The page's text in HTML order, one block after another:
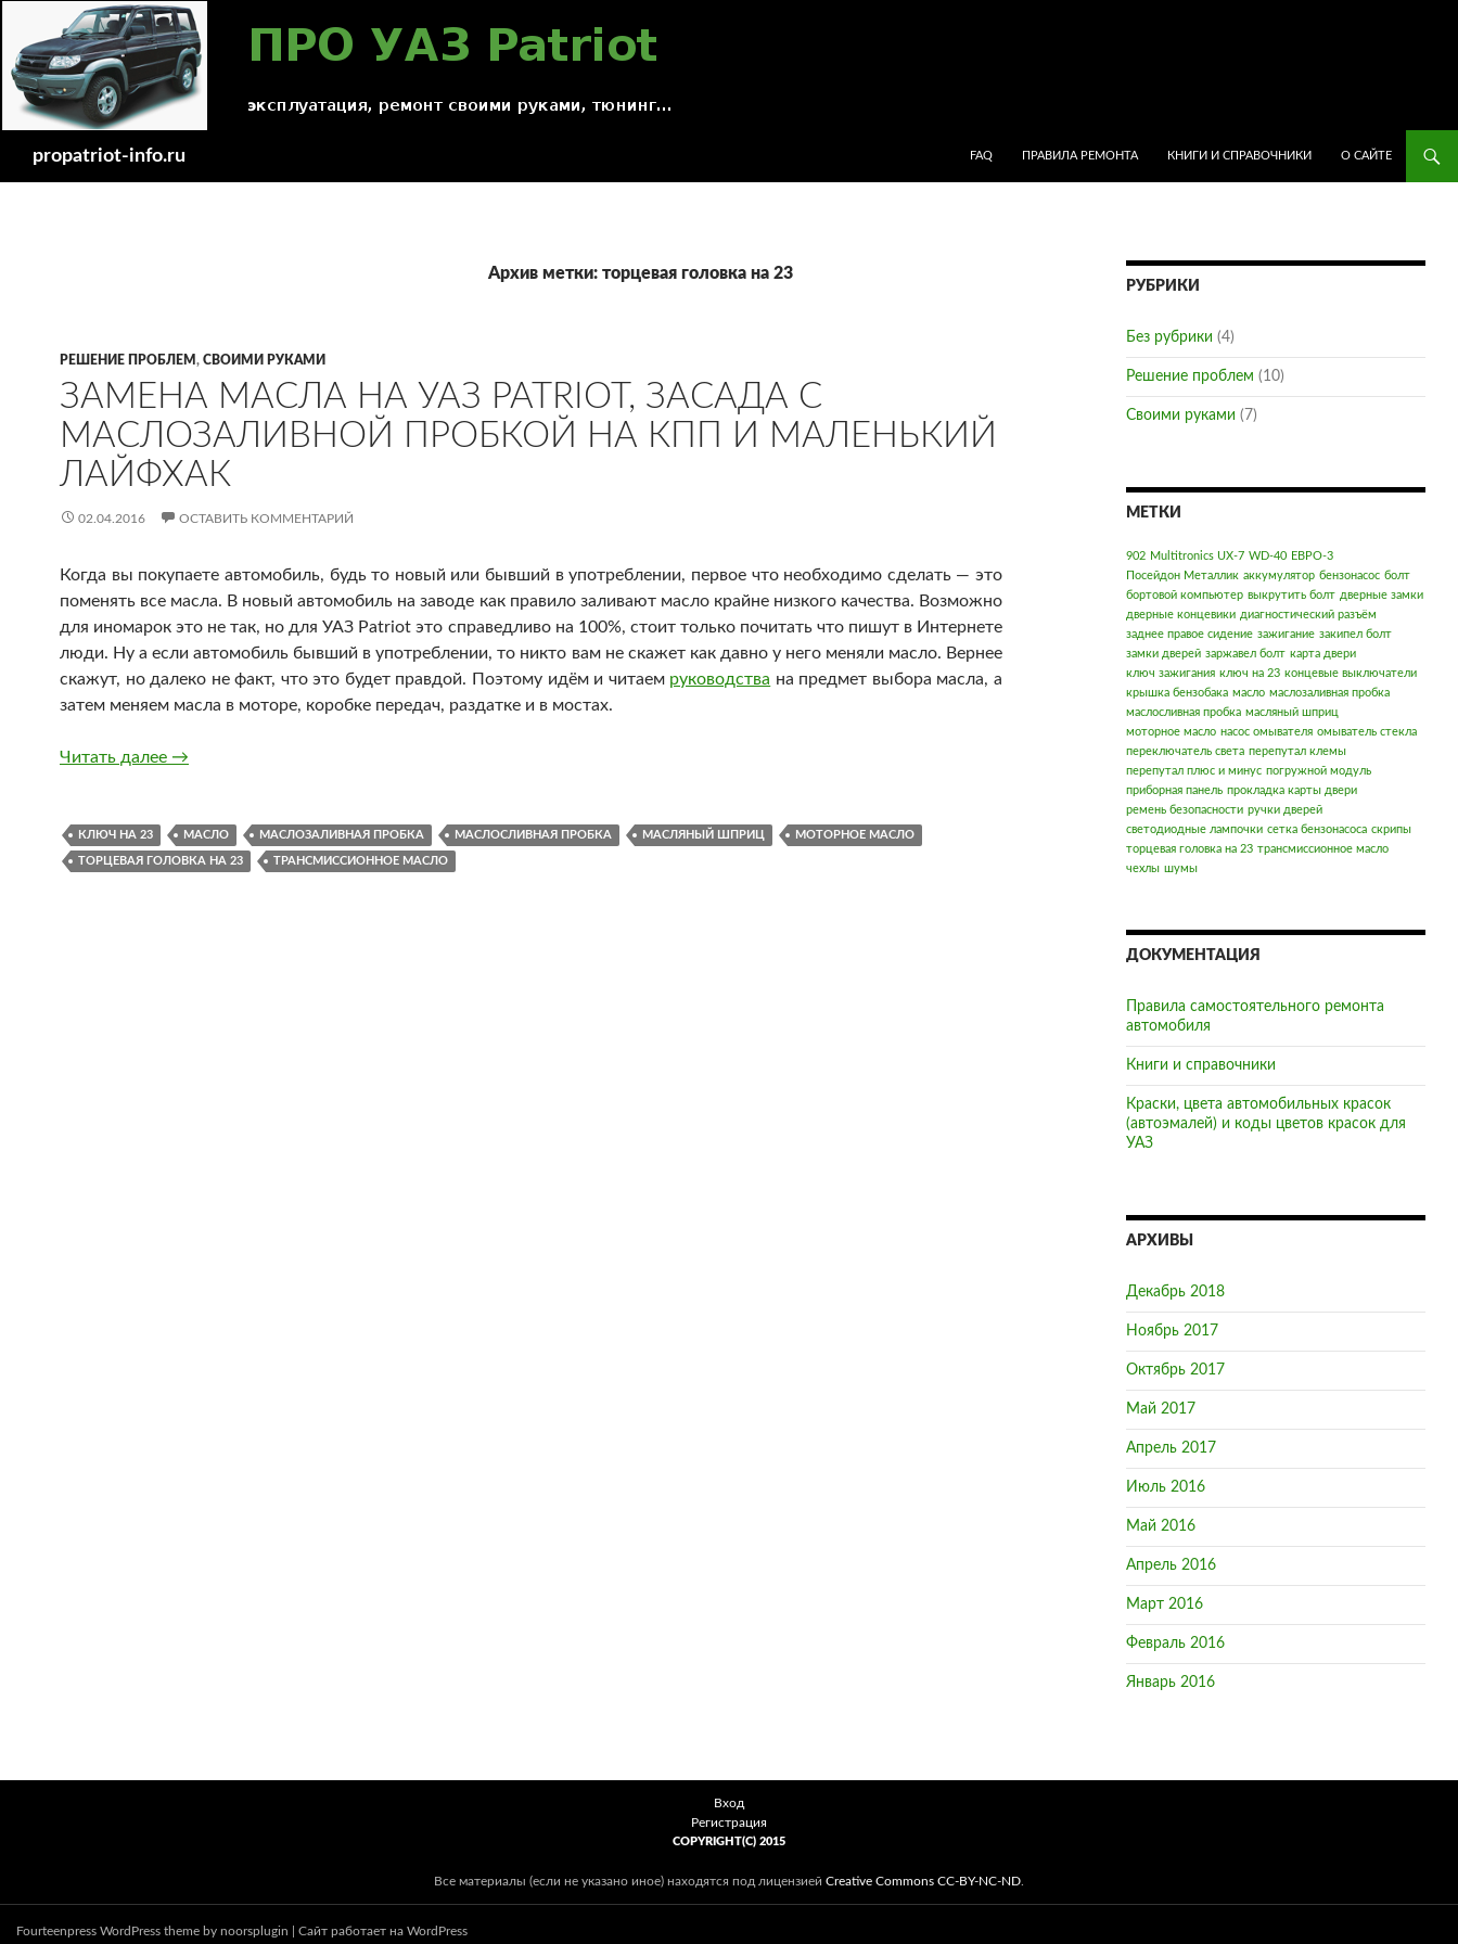
propatriot-info.ru
FAQ
ПРАВИЛА РЕМОНТА КНИГИ И СПРАВОЧНИКИ О САЙТЕ
Архив метки: торцевая головка на 23
РЕШЕНИЕ ПРОБЛЕМ , СВОИМИ РУКАМИ
ЗАМЕНА МАСЛА НА УАЗ PATRIOT, ЗАСАДА С
МАСЛОЗАЛИВНОЙ ПРОБКОЙ НА КПП И МАЛЕНЬКИЙ
ЛАЙФХАК
02.04.2016 ОСТАВИТЬ КОММЕНТАРИЙ
Когда вы покупаете автомобиль, будь то новый или бывший в употреблении, первое что необходимо сделать — это
поменять все масла. В новый автомобиль на заводе как правило заливают масло крайне низкого качества. Возможно
для иномарок это не так, но для УАЗ Patriot это справедливо на 100%, стоит только почитать что пишут в Интернете
люди. Ну а если автомобиль бывший в употреблении, то никто вам не скажет как давно у него меняли масло. Вернее
скажут, но далеко не факт, что это будет правдой. Поэтому идём и читаем руководства на предмет выбора масла, а
затем меняем масла в моторе, коробке передач, раздатке и в мостах.
Читать далее Замена масла на УАЗ Patriot, засада с маслозаливной пробкой на КПП и маленький лайфхак
→
КЛЮЧ НА 23 МАСЛО МАСЛОЗАЛИВНАЯ ПРОБКА МАСЛОСЛИВНАЯ ПРОБКА МАСЛЯНЫЙ ШПРИЦ МОТОРНОЕ МАСЛО
ТОРЦЕВАЯ ГОЛОВКА НА 23 ТРАНСМИССИОННОЕ МАСЛО
РУБРИКИ
Без рубрики (4)
Решение проблем (10)
Своими руками (7)
МЕТКИ
902 Multitronics UX-7 WD-40 ЕВРО-3
Посейдон Металлик аккумулятор бензонасос болт
бортовой компьютер выкрутить болт дверные замки
дверные концевики диагностический разъём
заднее правое сидение зажигание закипел болт
замки дверей заржавел болт карта двери
ключ зажигания ключ на 23 концевые выключатели
крышка бензобака масло маслозаливная пробка
маслосливная пробка масляный шприц
моторное масло насос омывателя омыватель стекла
переключатель света перепутал клемы
перепутал плюс и минус погружной модуль
приборная панель прокладка карты двери
ремень безопасности ручки дверей
светодиодные лампочки сетка бензонасоса скрипы
торцевая головка на 23 трансмиссионное масло
чехлы шумы
ДОКУМЕНТАЦИЯ
Правила самостоятельного ремонта
автомобиля
Книги и справочники
Краски, цвета автомобильных красок
(автоэмалей) и коды цветов красок для
УАЗ
АРХИВЫ
Декабрь 2018
Ноябрь 2017
Октябрь 2017
Май 2017
Апрель 2017
Июль 2016
Май 2016
Апрель 2016
Март 2016
Февраль 2016
Январь 2016
Вход
Регистрация
COPYRIGHT(C) 2015
Все материалы (если не указано иное) находятся под лицензией Creative Commons CC-BY-NC-ND
Fourteenpress WordPress theme by noorsplugin Сайт работает на WordPress